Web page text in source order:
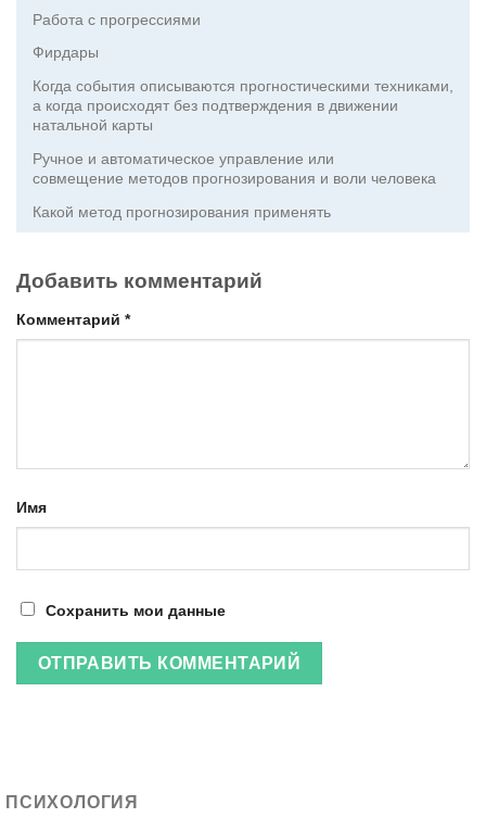
Работа с прогрессиями
Фирдары
Когда события описываются прогностическими техниками,
а когда происходят без подтверждения в движении
натальной карты
Ручное и автоматическое управление или
совмещение методов прогнозирования и воли человека
Какой метод прогнозирования применять
Добавить комментарий
Комментарий *
Имя
Сохранить мои данные
ПСИХОЛОГИЯ